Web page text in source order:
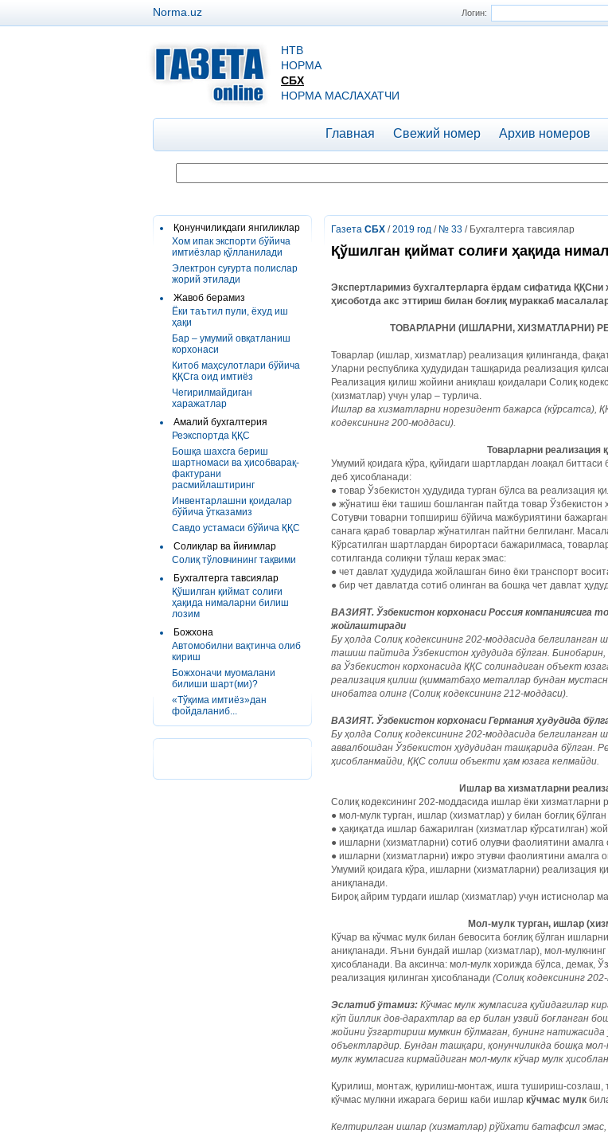
Логин:
Norma.uz
НТВ
НОРМА
СБХ
НОРМА МАСЛАХАТЧИ
Главная Свежий номер Архив номеров
Қонунчиликдаги янгиликлар
Хом ипак экспорти бўйича
имтиёзлар қўлланилади
Электрон суғурта полислар
жорий этилади
Жавоб берамиз
Ёки таътил пули, ёхуд иш
ҳақи
Бар – умумий овқатланиш
корхонаси
Китоб маҳсулотлари бўйича
ҚҚСга оид имтиёз
Чегирилмайдиган
харажатлар
Амалий бухгалтерия
Реэкспортда ҚҚС
Бошқа шахсга бериш
шартномаси ва ҳисобварақ-
фактурани
расмийлаштиринг
Инвентарлашни қоидалар
бўйича ўтказамиз
Савдо устамаси бўйича ҚҚС
Солиқлар ва йиғимлар
Солиқ тўловчининг тақвими
Бухгалтерга тавсиялар
Қўшилган қиймат солиғи
ҳақида нималарни билиш
лозим
Божхона
Автомобилни вақтинча олиб
кириш
Божхоначи муомалани
билиши шарт(ми)?
«Тўқима имтиёз»дан
фойдаланиб...
Газета СБХ /2019 год / № 33 / Бухгалтерга тавсиялар
Қўшилган қиймат солиғи ҳақида
Экспертларимиз бухгалтерларга ёрдам сифатида
ҳисоботда акс эттириш билан боғлиқ мураккаб
ТОВАРЛАРНИ (ИШЛАРНИ, ХИЗМАТЛАРНИ)
Товарлар (ишлар, хизматлар) реализация қилинганда,
Уларни республика ҳудудидан ташқарида реализация
Реализация қилиш жойини аниқлаш қоидалари Солиқ
(хизматлар) учун улар – турлича.
Ишлар ва хизматларни норезидент бажарса (кўрсатса),
кодексининг 200-моддаси).
Товарларни реализация
Умумий қоидага кўра, қуйидаги шартлардан лоақал
деб ҳисобланади:
● товар Ўзбекистон ҳудудида турган бўлса ва реализация
● жўнатиш ёки ташиш бошланган пайтда товар Ўзбекистон
Сотувчи товарни топшириш бўйича мажбуриятини
санага қараб товарлар жўнатилган пайтни белгиланг.
Кўрсатилган шартлардан бирортаси бажарилмаса,
сотилганда солиқни тўлаш керак эмас:
● чет давлат ҳудудида жойлашган бино ёки транспорт
● бир чет давлатда сотиб олинган ва бошқа чет давлат
ВАЗИЯТ. Ўзбекистон корхонаси Россия компаниясига
жойлаштиради
Бу ҳолда Солиқ кодексининг 202-моддасида
ташиш пайтида Ўзбекистон ҳудудида бўлган.
ва Ўзбекистон корхонасида ҚҚС солинадиган объект
реализация қилиш (қимматбаҳо металлар бундан
инобатга олинг (Солиқ кодексининг 212-моддаси).
ВАЗИЯТ. Ўзбекистон корхонаси Германия ҳудудида
Бу ҳолда Солиқ кодексининг 202-моддасида
аввалбошдан Ўзбекистон ҳудудидан ташқарида бўлган.
ҳисобланмайди, ҚҚС солиш объекти ҳам юзага келмайди.
Ишлар ва хизматларни
Солиқ кодексининг 202-моддасида ишлар ёки
● мол-мулк турган, ишлар (хизматлар) у билан боғлиқ
● ҳақиқатда ишлар бажарилган (хизматлар кўрсатилган)
● ишларни (хизматларни) сотиб олувчи фаолиятини
● ишларни (хизматларни) ижро этувчи фаолиятини амалга
Умумий қоидага кўра, ишларни (хизматларни) реализация
аниқланади.
Бироқ айрим турдаги ишлар (хизматлар) учун истиснолар
Мол-мулк турган, ишлар
Кўчар ва кўчмас мулк билан бевосита боғлиқ бўлган
аниқланади. Яъни бундай ишлар (хизматлар), мол-
ҳисобланади. Ва аксинча: мол-мулк хорижда бўлса, демак,
реализация қилинган ҳисобланади (Солиқ кодексининг
Эслатиб ўтамиз: Кўчмас мулк жумласига қуйидагилар
кўп йиллик дов-дарахтлар ва ер билан узвий боғланган
жойини ўзгартириш мумкин бўлмаган, бунинг
объектлардир. Бундан ташқари, қонунчиликда бошқа
мулк жумласига кирмайдиган мол-мулк кўчар мулк
Қурилиш, монтаж, қурилиш-монтаж, ишга тушириш-
кўчмас мулкни ижарага бериш каби ишлар кўчмас мулк
Келтирилган ишлар (хизматлар) рўйхати батафсил